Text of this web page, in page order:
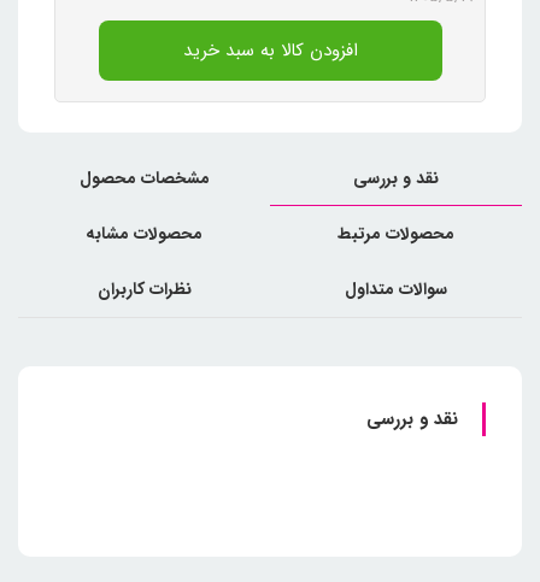
افزودن کالا به سبد خرید
نقد و بررسی مشخصات محصول
محصولات مرتبط محصولات مشابه
سوالات متداول نظرات کاربران
نقد و بررسی